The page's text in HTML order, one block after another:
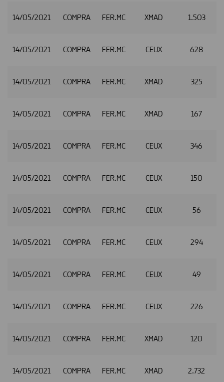
14/05/2021 COMPRA FER.MC XMAD 1.503
14/05/2021 COMPRA FER.MC CEUX 628
14/05/2021 COMPRA FER.MC XMAD 325
14/05/2021 COMPRA FER.MC XMAD 167
14/05/2021 COMPRA FER.MC CEUX 346
14/05/2021 COMPRA FER.MC CEUX 150
14/05/2021 COMPRA FER.MC CEUX 56
14/05/2021 COMPRA FER.MC CEUX 294
14/05/2021 COMPRA FER.MC CEUX 49
14/05/2021 COMPRA FER.MC CEUX 226
14/05/2021 COMPRA FER.MC XMAD 120
14/05/2021 COMPRA FER.MC XMAD 2.732